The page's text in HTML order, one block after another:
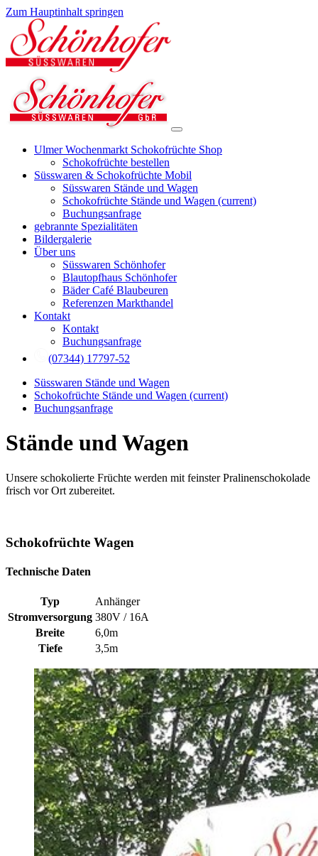
Zum Hauptinhalt springen
Ulmer Wochenmarkt Schokofrüchte Shop
Schokofrüchte bestellen
Süsswaren & Schokofrüchte Mobil
Süsswaren Stände und Wagen
Schokofrüchte Stände und Wagen (current)
Buchungsanfrage
gebrannte Spezialitäten
Bildergalerie
Über uns
Süsswaren Schönhofer
Blautopfhaus Schönhofer
Bäder Café Blaubeuren
Referenzen Markthandel
Kontakt
Kontakt
Buchungsanfrage
(07344) 17797-52
Süsswaren Stände und Wagen
Schokofrüchte Stände und Wagen (current)
Buchungsanfrage
Stände und Wagen
Unsere schokolierte Früchte werden mit feinster Pralinenschokolade
frisch vor Ort zubereitet.
Schokofrüchte Wagen
Technische Daten
Typ
Anhänger
Stromversorgung 380V / 16A
Breite
6,0m
Tiefe
3,5m